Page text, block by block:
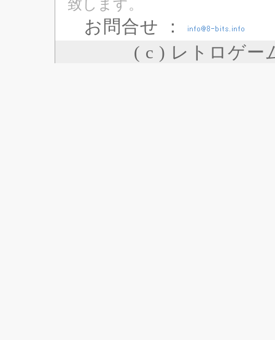
致します。
お問合せ ：
( c ) レトロゲー